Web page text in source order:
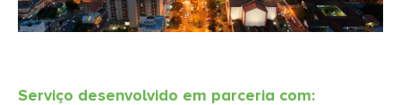
Serviço desenvolvido em parceria com: